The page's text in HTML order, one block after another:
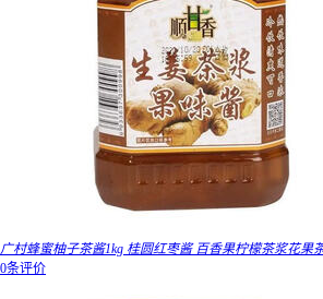
广村蜂蜜柚子茶酱1kg 桂圆红枣酱 百香果柠檬茶浆花果
0条评价